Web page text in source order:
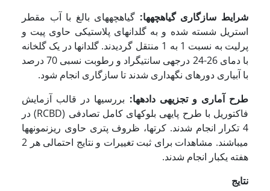
شرایط سازگاری گیاهچه­ها: گیاهچه­های بالغ با آب مقطر
استریل شسته شده و به گلدان­های پلاستیکی حاوی پیت و
پرلیت به نسبت 1 به 1 منتقل گردیدند. گلدان­ها در یک گلخانه
با دمای 26-24 درجه­ی سانتی­گراد و رطوبت نسبی 70 درصد
با آبیاری دوره­ای نگهداری شدند تا سازگاری انجام شود.
طرح آماری و تجزیه­ی داده­ها: بررسی­ها در قالب آزمایش
فاکتوریل با طرح پایه­ی بلوک­های کامل تصادفی (RCBD) در
4 تکرار انجام ­شدند. کرت­ها، ظروف پتری حاوی ریزنمونه­ها
می­باشند. مشاهدات برای ثبت تغییرات و نتایج احتمالی هر 2
هفته یکبار انجام ­شدند.
نتایج